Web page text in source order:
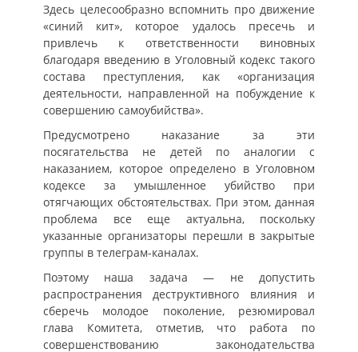
Здесь целесообразно вспомнить про движение
«синий кит», которое удалось пресечь и
привлечь к ответственности виновных
благодаря введению в Уголовный кодекс такого
состава преступления, как «организация
деятельности, направленной на побуждение к
совершению самоубийства».
Предусмотрено наказание за эти
посягательства не детей по аналогии с
наказанием, которое определено в Уголовном
кодексе за умышленное убийство при
отягчающих обстоятельствах. При этом, данная
проблема все еще актуальна, поскольку
указанные организаторы перешли в закрытые
группы в телеграм-каналах.
Поэтому наша задача — не допустить
распространения деструктивного влияния и
сберечь молодое поколение, резюмировал
глава Комитета, отметив, что работа по
совершенствованию законодательства